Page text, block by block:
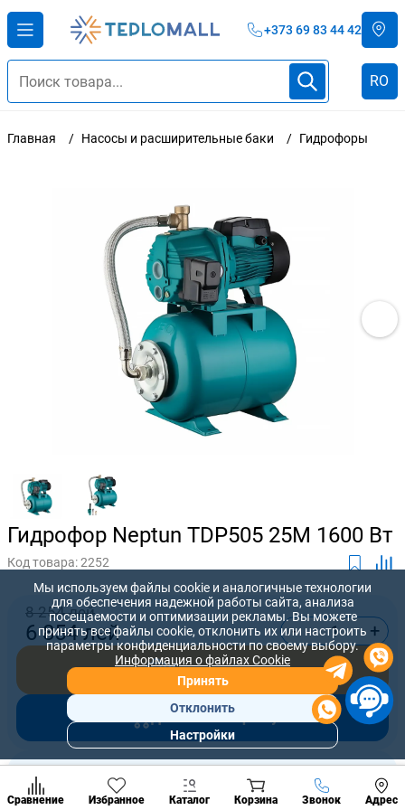
+373 69 83 44 42
RO
Главная Насосы и расширительные баки Гидрофоры
Гидрофор Neptun TDP505 25M 1600 Вт
Код товара:2252
8 254 лей
6 854лей - +
Купить сейчас
Добавить в корзину
Предложите нам свою цену, которую вы готовы заплатить за
товар
Сравнение Избранное Каталог Корзина Звонок Адрес
Позвонить
разделы
Мы используем файлы cookie и аналогичные технологии
для обеспечения надежной работы сайта, анализа
посещаемости и оптимизации рекламы. Вы можете
принять все файлы cookie, отклонить их или настроить
параметры конфиденциальности по своему выбору.
Информация о файлах Cookie
Принять
Отклонить
Настройки